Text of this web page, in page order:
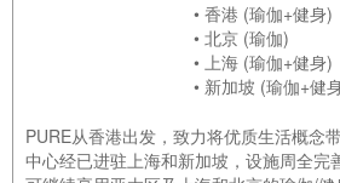
• 香港 (瑜伽+健身)
• 北京 (瑜伽)
• 上海 (瑜伽+健身)
• 新加坡 (瑜伽+健
PURE从香港出发，致力将优质生活概念
中心经已进驻上海和新加坡，设施周全完